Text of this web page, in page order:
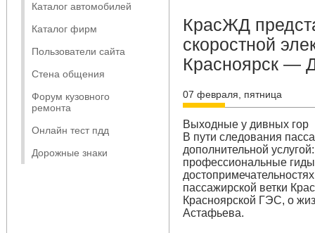
Каталог автомобилей
Каталог фирм
Пользователи сайта
Стена общения
Форум кузовного
ремонта
Онлайн тест пдд
Дорожные знаки
КрасЖД
скоростной
Красноярск —
07 февраля, пятница
Выходные у дивных гор
В пути следования
дополнительной
профессиональные
пассажирской ветки
Красноярской ГЭС, о
Астафьева.